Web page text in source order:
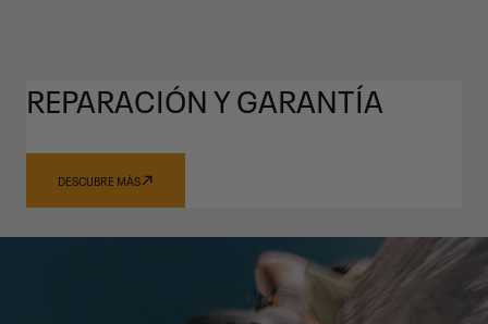
REPARACIÓN Y GARANTÍA
DESCUBRE MÁS